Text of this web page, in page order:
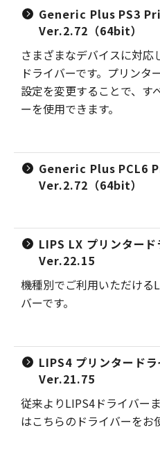
Generic Plus PS3
Ver.2.72（64bit）
さまざまなデバイスに対応
ドライバーです。プリンタ
設定を変更することで、す
ーを使用できます。
Generic Plus PCL6
Ver.2.72（64bit）
LIPS LX プリンター
Ver.22.15
機種別でご利用いただける
バーです。
LIPS4 プリンタード
Ver.21.75
従来よりLIPS4ドライバー
はこちらのドライバーをお